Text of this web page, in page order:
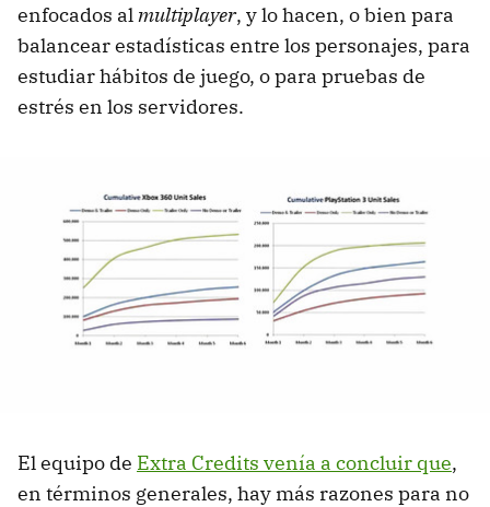
enfocados almultiplayer, y lo hacen, o bien para
balancear estadísticas entre los personajes, para
estudiar hábitos de juego, o para pruebas de
estrés en los servidores.
El equipo de Extra Credits venía a concluir que,
en términos generales, hay más razones para no